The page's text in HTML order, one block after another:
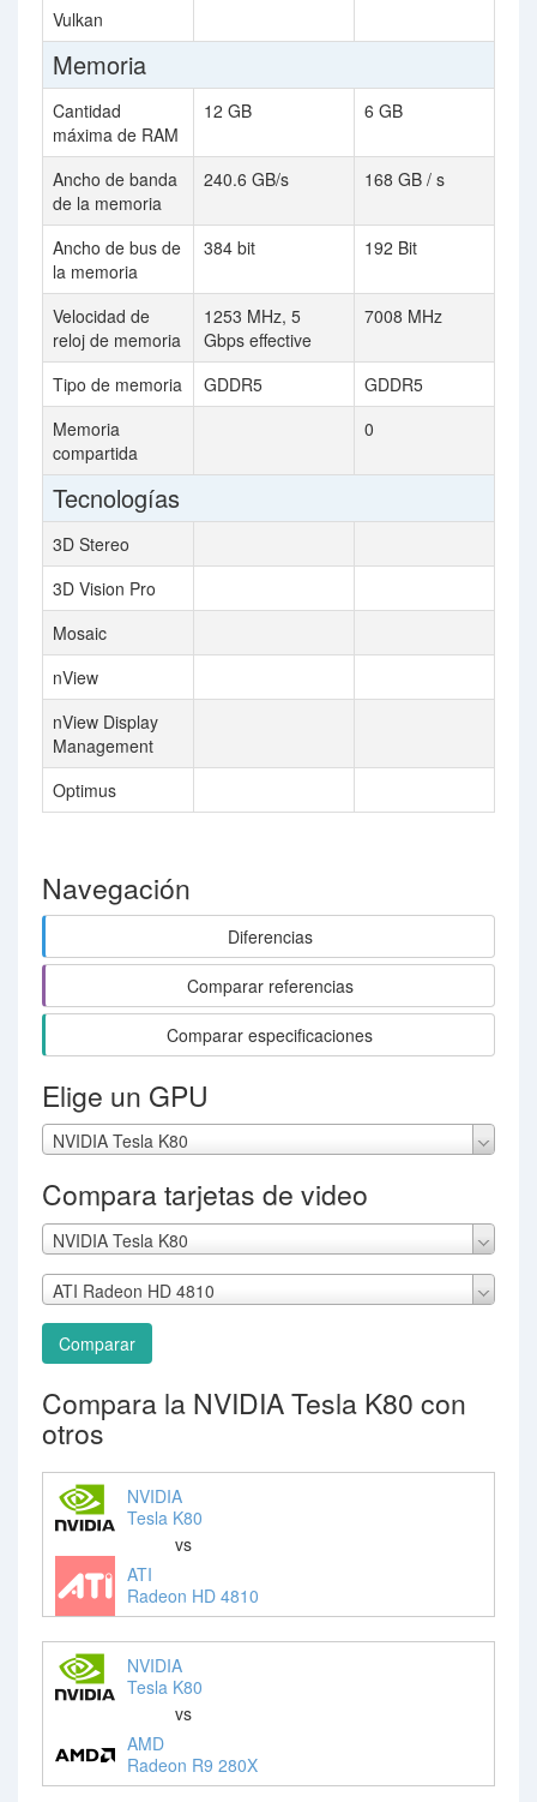
Vulkan
Memoria
Cantidad
máxima de RAM
12 GB 6 GB
Ancho de banda
de la memoria
240.6 GB/s 168 GB / s
Ancho de bus de
la memoria
384 bit 192 Bit
Velocidad de
reloj de memoria
1253 MHz, 5
Gbps effective
7008 MHz
Tipo de memoria GDDR5
GDDR5
Memoria
compartida
0
Tecnologías
3D Stereo
3D Vision Pro
Mosaic
nView
nView Display
Management
Optimus
Navegación
Diferencias
Comparar referencias
Comparar especificaciones
Elige un GPU
NVIDIA Tesla K80
Compara tarjetas de video
NVIDIA Tesla K80
ATI Radeon HD 4810
Comparar
Compara la NVIDIA Tesla K80 con
otros
NVIDIA
Tesla K80
vs
ATI
Radeon HD 4810
NVIDIA
Tesla K80
vs
AMD
Radeon R9 280X